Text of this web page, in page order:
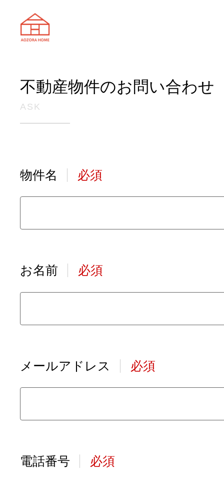
不動産物件のお問い合わせ
ASK
物件名 必須
お名前 必須
メールアドレス 必須
電話番号 必須